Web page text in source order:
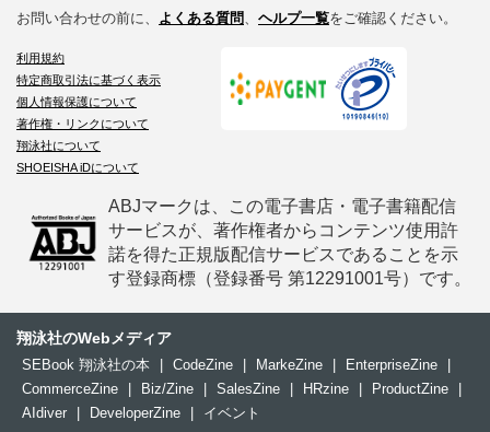
お問い合わせの前に、 よくある質問 ヘルプ一覧をご確認ください。
利用規約
特定商取引法に基づく表示
個人情報保護について
著作権・リンクについて
翔泳社について
SHOEISHA iDについて
ABJマークは、この電子書店・電子書籍配信
サービスが、著作権者からコンテンツ使用許
諾を得た正規版配信サービスであることを示
す登録商標（登録番号 第12291001号）です。
翔泳社のWebメディア
SEBook 翔泳社の本 | CodeZine | MarkeZine | EnterpriseZine
|
CommerceZine
| Biz/Zine | SalesZine | HRzine | ProductZine
|
AIdiver
| DeveloperZine | イベント